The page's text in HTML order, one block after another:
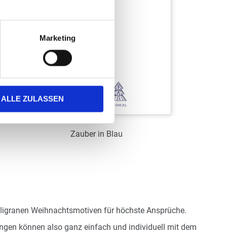
Marketing
ALLE ZULASSEN
Zauber in Blau
Weihnachtsmotiven für höchste Ansprüche.
können also ganz einfach und individuell mit dem